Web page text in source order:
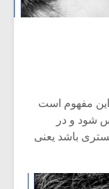
مفهوم است
شود و در
باشد یعنی